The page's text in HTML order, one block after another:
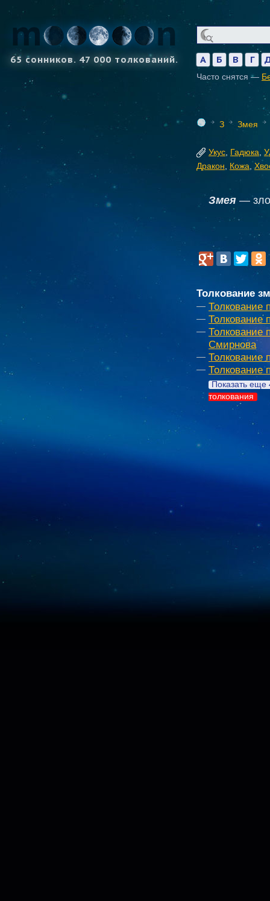
65 сонников. 47 000 толкований. А Б В Г
Часто снятся —
З Змея
Укус Гадюка
Дракон
Кожа ,
Змея —
Толкование
Толкование
Толкование
Толкование
Смирнова
Толкование
Толкование
Показать еще
толкования